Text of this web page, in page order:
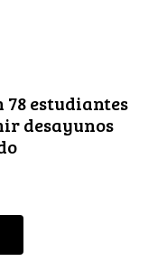
78 estudiantes
desayunos